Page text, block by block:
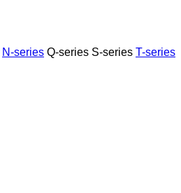
N-series Q-series S-series T-series